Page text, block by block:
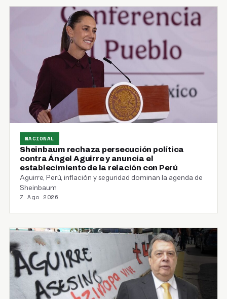
NACIONAL
Sheinbaum rechaza persecución política
contra Ángel Aguirre y anuncia el
establecimiento de la relación con Perú
Aguirre, Perú, inflación y seguridad dominan la agenda de
Sheinbaum
7 Ago 2026